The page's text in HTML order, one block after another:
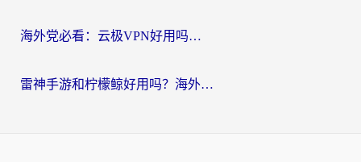
海外党必看：云极VPN好用吗？和GoLinkVPN对比哪个回国效果更好？附真实体验指南
雷神手游和柠檬鲸好用吗？海外党亲测3款回国加速器，教你避开破解VPN坑